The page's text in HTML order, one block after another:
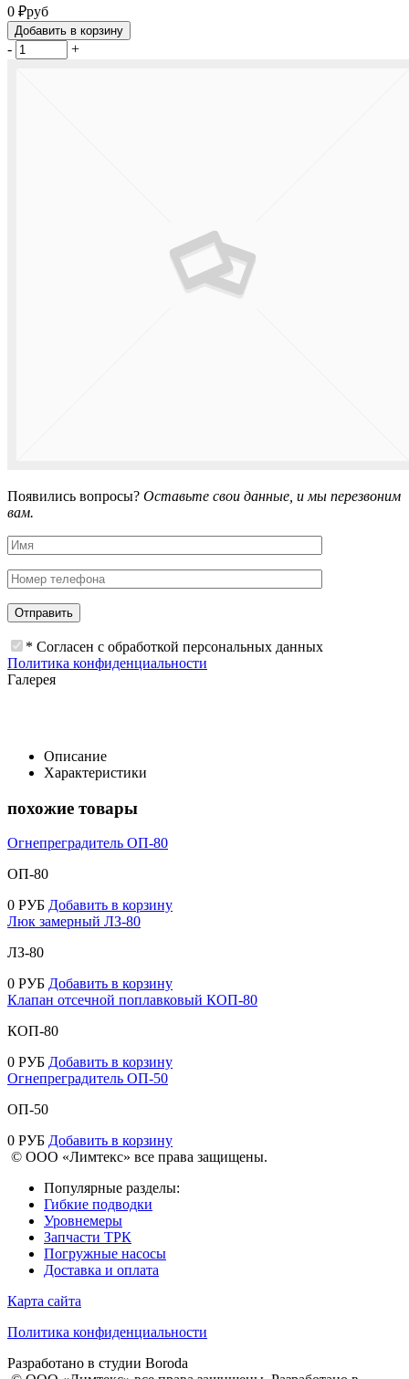
0 ₽руб
Добавить в корзину
- +
Появились вопросы? Оставьте свои данные, и мы перезвоним
вам.
* Согласен с обработкой персональных данных
Политика конфиденциальности
Галерея
Описание
Характеристики
похожие товары
Огнепреградитель ОП-80
ОП-80
0 РУБ Добавить в корзину
Люк замерный ЛЗ-80
ЛЗ-80
0 РУБ Добавить в корзину
Клапан отсечной поплавковый КОП-80
КОП-80
0 РУБ Добавить в корзину
Огнепреградитель ОП-50
ОП-50
0 РУБ Добавить в корзину
© ООО «Лимтекс» все права защищены.
Популярные разделы:
Гибкие подводки
Уровнемеры
Запчасти ТРК
Погружные насосы
Доставка и оплата
Карта сайта
Политика конфиденциальности
Разработано в студии Boroda